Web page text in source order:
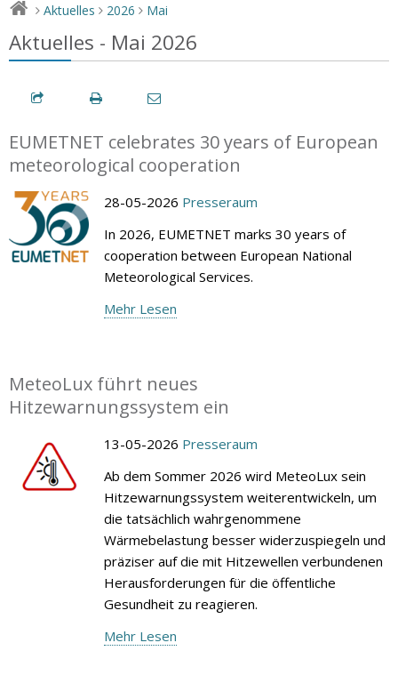
> Aktuelles > 2026 > Mai
Aktuelles - Mai 2026
EUMETNET celebrates 30 years of European
meteorological cooperation
28-05-2026 Presseraum
In 2026, EUMETNET marks 30 years of
cooperation between European National
Meteorological Services.
Mehr Lesen
MeteoLux führt neues
Hitzewarnungssystem ein
13-05-2026 Presseraum
Ab dem Sommer 2026 wird MeteoLux sein
Hitzewarnungssystem weiterentwickeln, um
die tatsächlich wahrgenommene
Wärmebelastung besser widerzuspiegeln und
präziser auf die mit Hitzewellen verbundenen
Herausforderungen für die öffentliche
Gesundheit zu reagieren.
Mehr Lesen